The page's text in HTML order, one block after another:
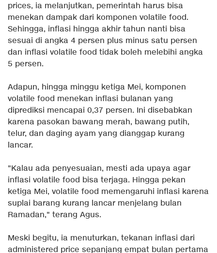
prices, ia melanjutkan, pemerintah harus bisa
menekan dampak dari komponen volatile food.
Sehingga, inflasi hingga akhir tahun nanti bisa
sesuai di angka 4 persen plus minus satu persen
dan inflasi volatile food tidak boleh melebihi angka
5 persen.
Adapun, hingga minggu ketiga Mei, komponen
volatile food menekan inflasi bulanan yang
diprediksi mencapai 0,37 persen. Ini disebabkan
karena pasokan bawang merah, bawang putih,
telur, dan daging ayam yang dianggap kurang
lancar.
"Kalau ada penyesuaian, mesti ada upaya agar
inflasi volatile food bisa terjaga. Hingga pekan
ketiga Mei, volatile food memengaruhi inflasi karena
suplai barang kurang lancar menjelang bulan
Ramadan," terang Agus.
Meski begitu, ia menuturkan, tekanan inflasi dari
administered price sepanjang empat bulan pertama